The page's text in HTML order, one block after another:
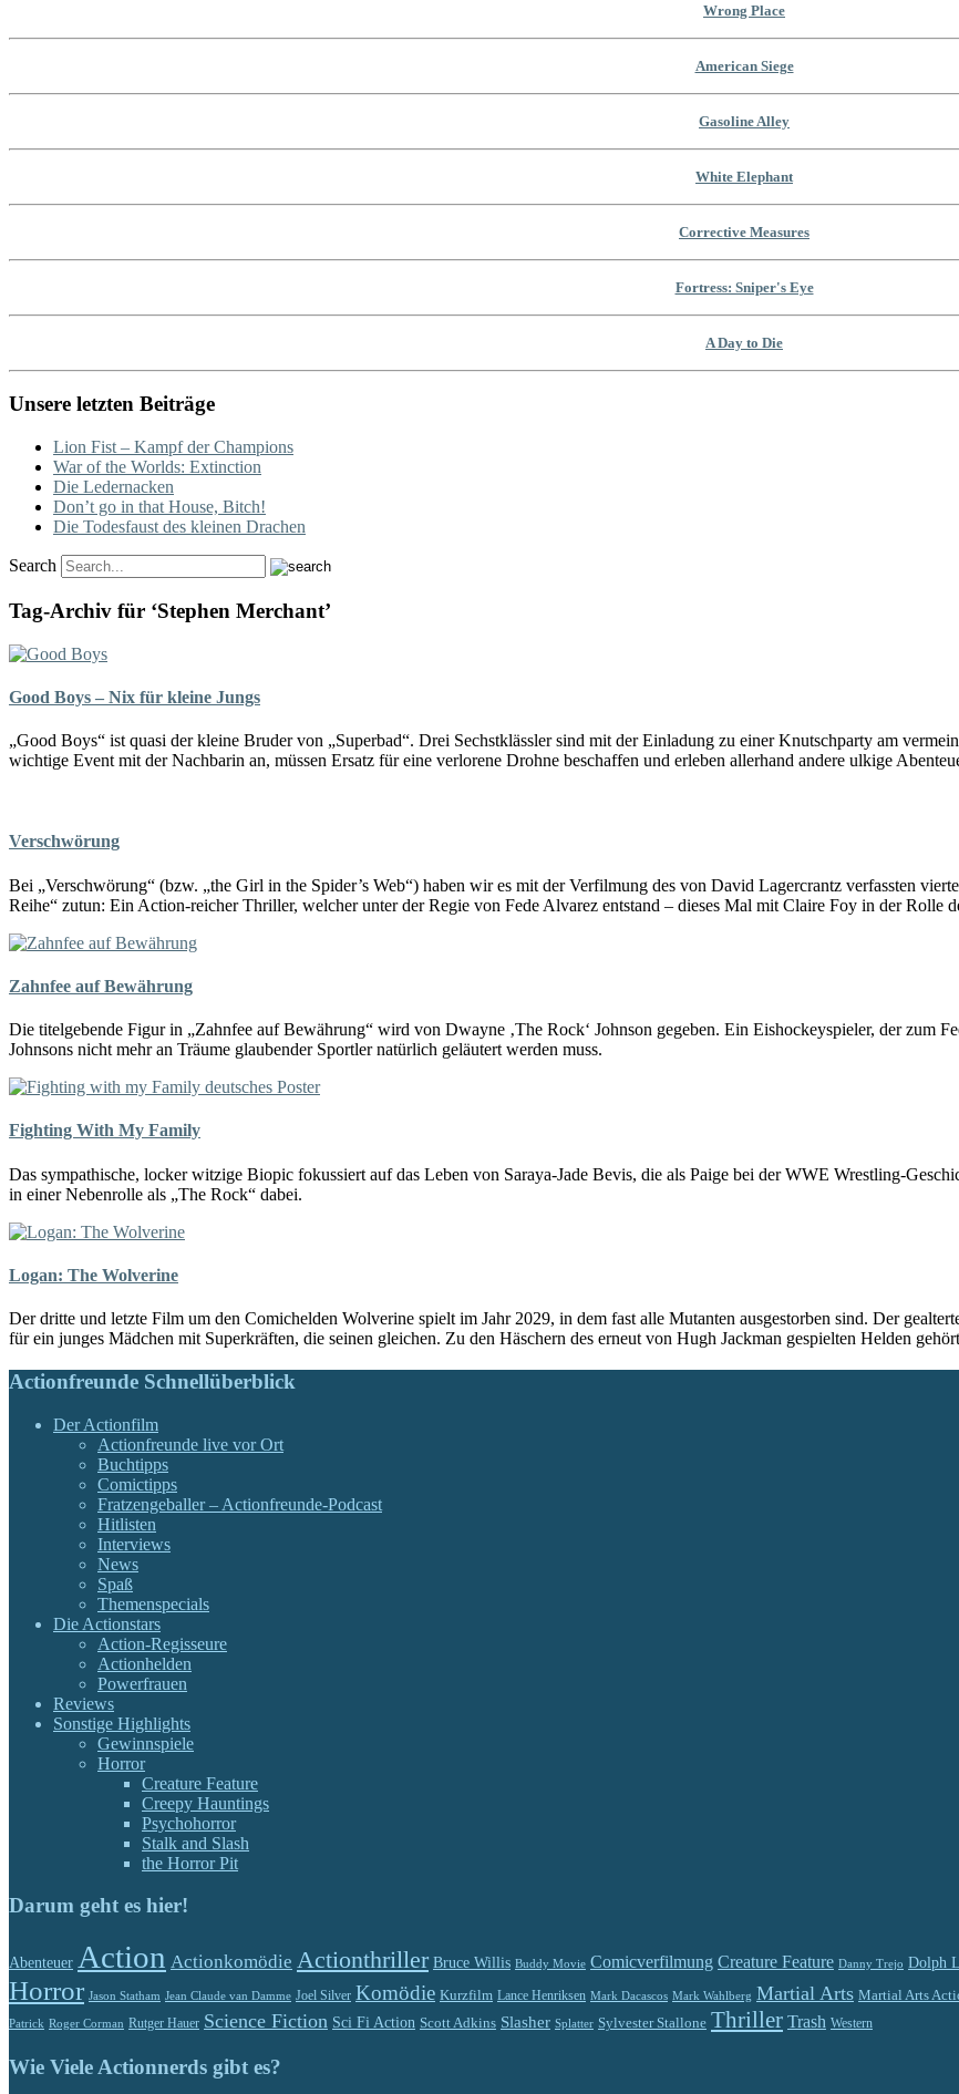
Wrong Place
American Siege
Gasoline Alley
White Elephant
Corrective Measures
Fortress: Sniper's Eye
A Day to Die
Unsere letzten Beiträge
Lion Fist – Kampf der Champions
War of the Worlds: Extinction
Die Ledernacken
Don’t go in that House, Bitch!
Die Todesfaust des kleinen Drachen
Search
Tag-Archiv für ‘Stephen Merchant’
Good Boys – Nix für kleine Jungs
„Good Boys“ ist quasi der kleine Bruder von „Superbad“. Drei Sechstklässler sind mit der Einladung zu einer Knutschparty am
wichtige Event mit der Nachbarin an, müssen Ersatz für eine verlorene Drohne beschaffen und erleben allerhand andere ulkige
Verschwörung
Bei „Verschwörung“ (bzw. „the Girl in the Spider’s Web“) haben wir es mit der Verfilmung des von David Lagercrantz verfassten
Reihe“ zutun: Ein Action-reicher Thriller, welcher unter der Regie von Fede Alvarez entstand – dieses Mal mit Claire Foy in der
Zahnfee auf Bewährung
Die titelgebende Figur in „Zahnfee auf Bewährung“ wird von Dwayne ‚The Rock‘ Johnson gegeben. Ein Eishockeyspieler, der zum
Johnsons nicht mehr an Träume glaubender Sportler natürlich geläutert werden muss.
Fighting With My Family
Das sympathische, locker witzige Biopic fokussiert auf das Leben von Saraya-Jade Bevis, die als Paige bei der WWE Wrestling-
in einer Nebenrolle als „The Rock“ dabei.
Logan: The Wolverine
Der dritte und letzte Film um den Comichelden Wolverine spielt im Jahr 2029, in dem fast alle Mutanten ausgestorben sind. Der
für ein junges Mädchen mit Superkräften, die seinen gleichen. Zu den Häschern des erneut von Hugh Jackman gespielten Helden
Actionfreunde Schnellüberblick
Der Actionfilm
Actionfreunde live vor Ort
Buchtipps
Comictipps
Fratzengeballer – Actionfreunde-Podcast
Hitlisten
Interviews
News
Spaß
Themenspecials
Die Actionstars
Action-Regisseure
Actionhelden
Powerfrauen
Reviews
Sonstige Highlights
Gewinnspiele
Horror
Creature Feature
Creepy Hauntings
Psychohorror
Stalk and Slash
the Horror Pit
Darum geht es hier!
Abenteuer Action Actionkomödie Actionthriller Bruce Willis Buddy Movie Comicverfilmung Creature Feature Danny Trejo Dolph
Horror Jason Statham Jean Claude van Damme Joel Silver Komödie Kurzfilm Lance Henriksen Mark Dacascos Mark Wahlberg Martial Arts Martial Arts
Patrick Roger Corman Rutger Hauer Science Fiction Sci Fi Action Scott Adkins Slasher Splatter Sylvester Stallone Thriller Trash Western
Wie Viele Actionnerds gibt es?